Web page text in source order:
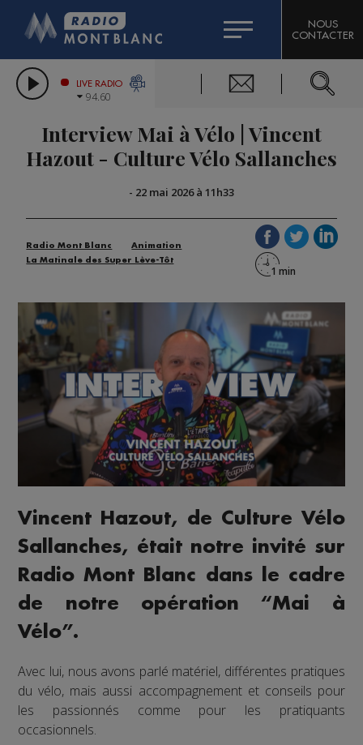
LES CHRONIQUES DE L'EXPERT
CITIZEN MACHINERY
GRAND MASSIF DOMAINES SKIABLES
BIGARD
COMPAGNIE DU MONT-BLANC
NOUS
CONTACTER
LIVE RADIO
94.60
Interview Mai à Vélo | Vincent
Hazout - Culture Vélo Sallanches
- 22 mai 2026 à 11h33
Radio Mont Blanc
Animation
La Matinale des Super Lève-Tôt
Vincent Hazout, de Culture Vélo
Sallanches, était notre invité sur
Radio Mont Blanc dans le cadre
de notre opération “Mai à
Vélo”.
Avec lui, nous avons parlé matériel, différentes pratiques
du vélo, mais aussi accompagnement et conseils pour
les passionnés comme pour les pratiquants
occasionnels.